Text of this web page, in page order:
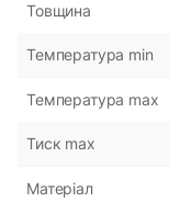
Товщина
Температура min
Температура max
Тиск max
Матеріал